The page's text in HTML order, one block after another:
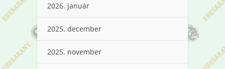
2026. január
2025. december
2025. november